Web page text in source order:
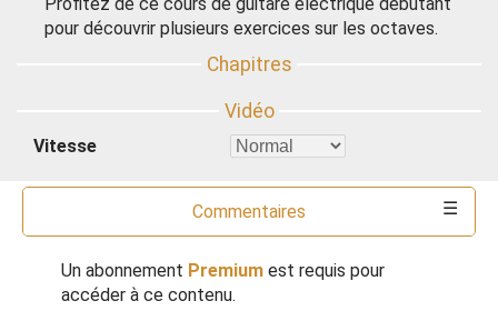
pour découvrir plusieurs exercices sur les octaves.
Vitesse
Commentaires
Outils
Un abonnement Premium est requis pour
accéder à ce contenu.